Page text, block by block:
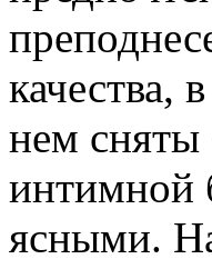
качества,
нем сняты
интимной
ясными.